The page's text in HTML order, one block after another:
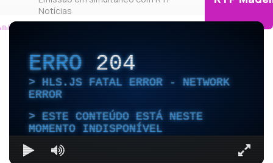
Notícias
ERRO204
HLS.JS FATAL ERROR - NETWORK
ERROR
ESTE CONTEÚDO ESTÁ NESTE
MOMENTO INDISPONÍVEL